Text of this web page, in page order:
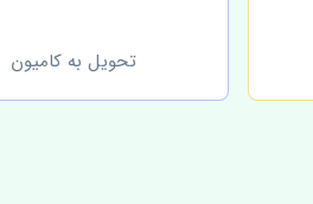
تحویل به کامیون